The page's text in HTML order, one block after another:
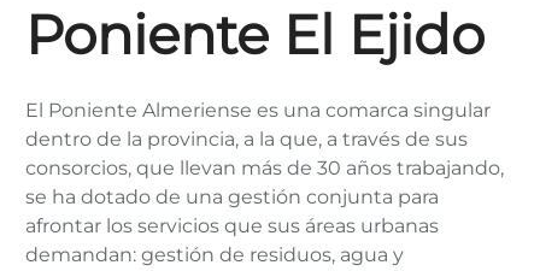
Poniente El Ejido
El Poniente Almeriense es una comarca singular
dentro de la provincia, a la que, a través de sus
consorcios, que llevan más de 30 años trabajando,
se ha dotado de una gestión conjunta para
afrontar los servicios que sus áreas urbanas
demandan: gestión de residuos, agua y